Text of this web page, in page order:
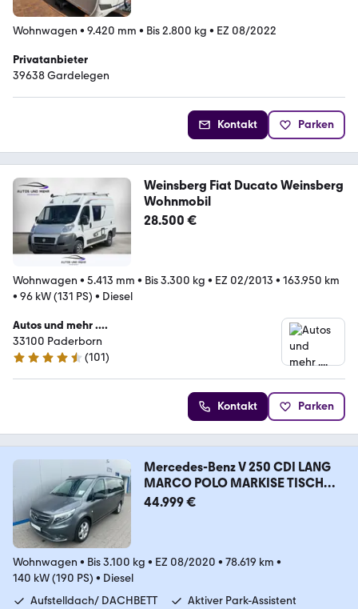
Wohnwagen • 9.420 mm • Bis 2.800 kg • EZ 08/2022
Privatanbieter
39638 Gardelegen
Kontakt Parken
Weinsberg Fiat Ducato Weinsberg
Wohnmobil
28.500 €
Wohnwagen • 5.413 mm • Bis 3.300 kg • EZ 02/2013 • 163.950 km
• 96 kW (131 PS) • Diesel
Autos und mehr ....
33100 Paderborn
4.6 Sterne
(101)
Kontakt Parken
Mercedes-Benz V 250 CDI LANG
MARCO POLO MARKISE TISCH
NAVI AHK
44.999 €
Wohnwagen • Bis 3.100 kg • EZ 08/2020 • 78.619 km •
140 kW (190 PS) • Diesel
Aufstelldach/ DACHBETT
Aktiver Park-Assistent